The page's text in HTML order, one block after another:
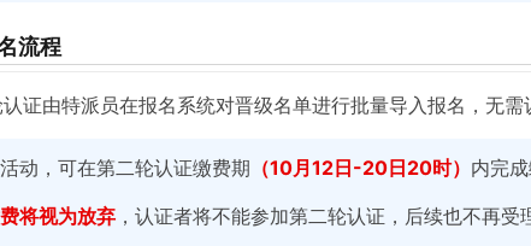
流程
证由特派员在报名系统对晋级名单进行批量导入报名，无需
动，可在第二轮认证缴费期 （10月12日-20日20时） 内完
将视为放弃 ，认证者将不能参加第二轮认证，后续也不再受